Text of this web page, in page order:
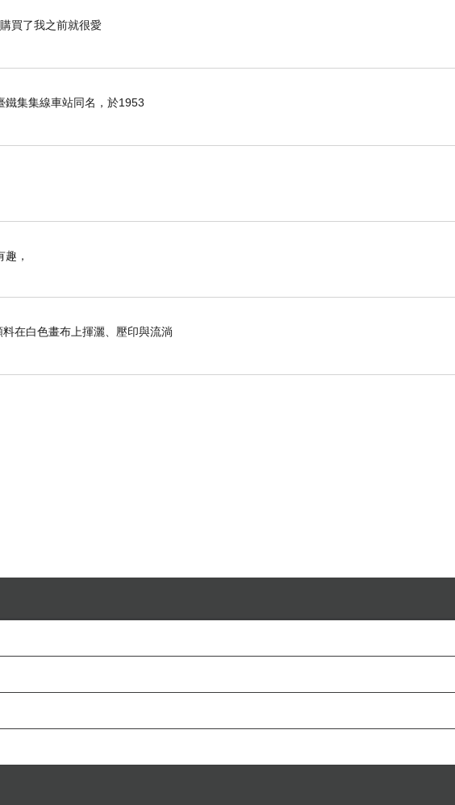
買了我之前就很愛
鐵集集線車站同名，於1953
，
在白色畫布上揮灑、壓印與流淌